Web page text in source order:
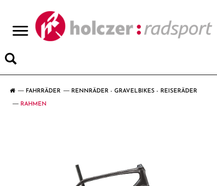
FAHRRÄDER RENNRÄDER - GRAVELBIKES - REISERÄDER
RAHMEN